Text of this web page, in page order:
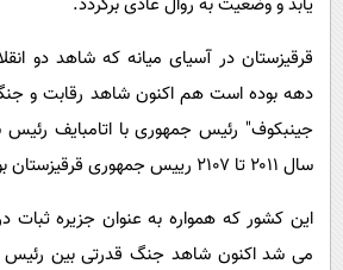
قرقیزستان در آسیای میانه که شاهد دو
دهه بوده است هم اکنون شاهد رقابت و
جینبکوف" رئیس جمهوری با اتامبایف
سال ۲۰۱۱ تا ۲۱۰۷ رییس جمهوری قرقیزستان بود.
این کشور که همواره به عنوان جزیره
می شد اکنون شاهد جنگ قدرتی بین رئیس